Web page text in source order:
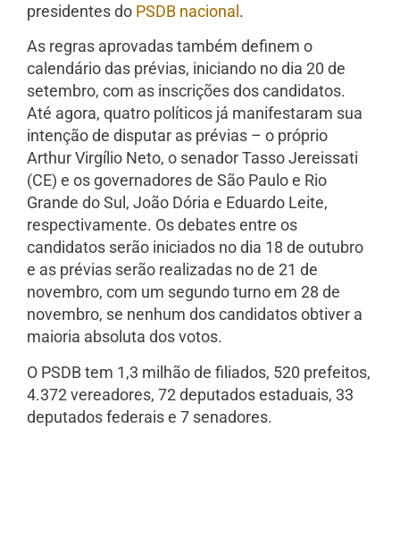
presidentes do PSDB nacional .
As regras aprovadas também definem o
calendário das prévias, iniciando no dia 20 de
setembro, com as inscrições dos candidatos.
Até agora, quatro políticos já manifestaram sua
intenção de disputar as prévias – o próprio
Arthur Virgílio Neto, o senador Tasso Jereissati
(CE) e os governadores de São Paulo e Rio
Grande do Sul, João Dória e Eduardo Leite,
respectivamente. Os debates entre os
candidatos serão iniciados no dia 18 de outubro
e as prévias serão realizadas no de 21 de
novembro, com um segundo turno em 28 de
novembro, se nenhum dos candidatos obtiver a
maioria absoluta dos votos.
O PSDB tem 1,3 milhão de filiados, 520 prefeitos,
4.372 vereadores, 72 deputados estaduais, 33
deputados federais e 7 senadores.